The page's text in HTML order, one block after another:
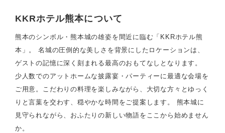
KKRホテル熊本について
熊本のシンボル・熊本城の雄姿を間近に臨む「KKRホテル熊
本」。 名城の圧倒的な美しさを背景にしたロケーションは、
ゲストの記憶に深く刻まれる最高のおもてなしとなります。
少人数でのアットホームな披露宴・パーティーに最適な会場を
ご用意。こだわりの料理を楽しみながら、大切な方々とゆっく
りと言葉を交わす、穏やかな時間をご提案します。 熊本城に
見守られながら、おふたりの新しい物語をここから始めません
か。